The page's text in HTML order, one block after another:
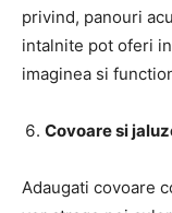
privind, panouri
intalnite pot oferi
imaginea si
Covoare si
Adaugati covoare